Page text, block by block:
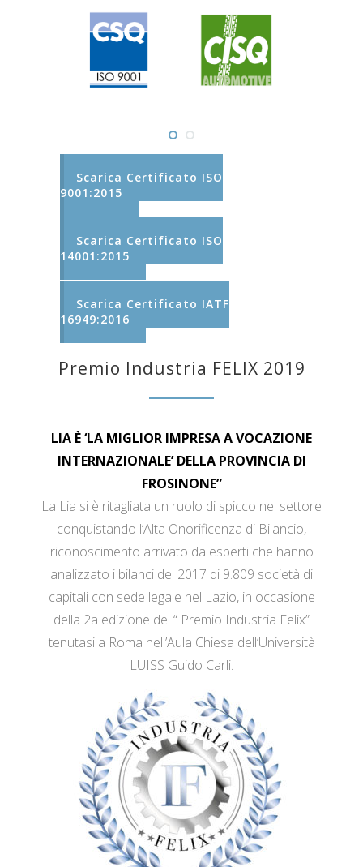
Scarica Certificato ISO
9001:2015
Scarica Certificato ISO
14001:2015
Scarica Certificato IATF
16949:2016
Premio Industria FELIX 2019
LIA È ‘LA MIGLIOR IMPRESA A VOCAZIONE
INTERNAZIONALE’ DELLA PROVINCIA DI
FROSINONE”
La Lia si è ritagliata un ruolo di spicco nel settore
conquistando l’Alta Onorificenza di Bilancio,
riconoscimento arrivato da esperti che hanno
analizzato i bilanci del 2017 di 9.809 società di
capitali con sede legale nel Lazio, in occasione
della 2a edizione del “ Premio Industria Felix”
tenutasi a Roma nell’Aula Chiesa dell’Università
LUISS Guido Carli.